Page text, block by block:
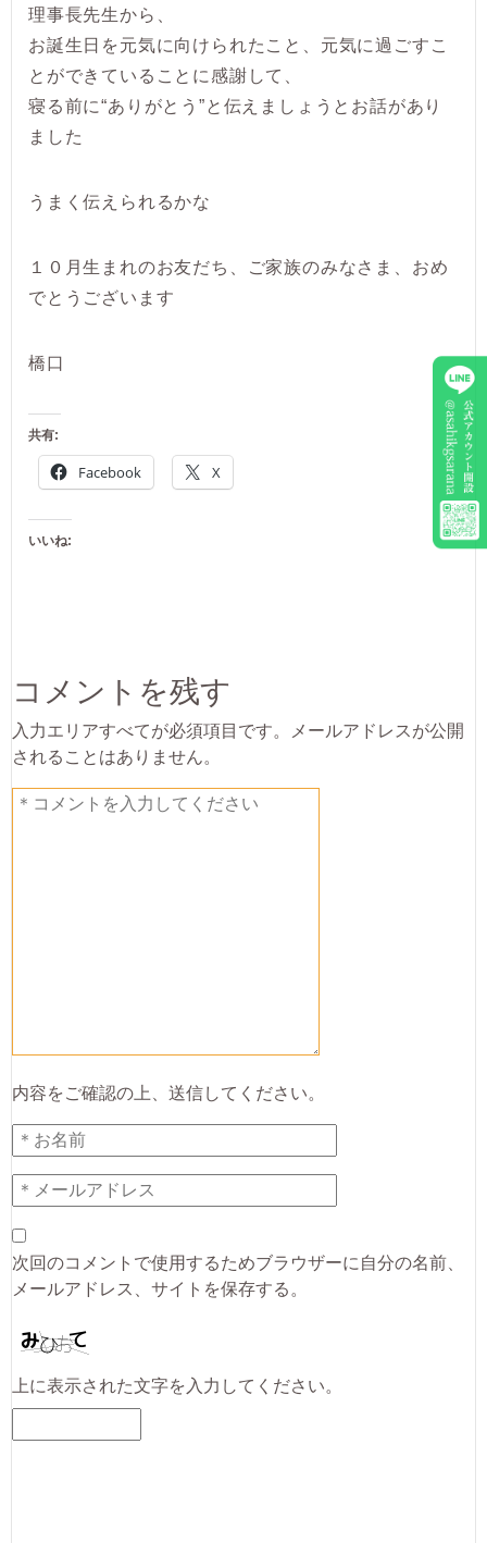
理事長先生から、
お誕生日を元気に向けられたこと、元気に過ごすこ
とができていることに感謝して、
寝る前に“ありがとう”と伝えましょうとお話があり
ました
うまく伝えられるかな
１０月生まれのお友だち、ご家族のみなさま、おめ
でとうございます
橋口
共有:
Facebook X
いいね:
コメントを残す
入力エリアすべてが必須項目です。メールアドレスが公開
されることはありません。
内容をご確認の上、送信してください。
次回のコメントで使用するためブラウザーに自分の名前、
メールアドレス、サイトを保存する。
上に表示された文字を入力してください。